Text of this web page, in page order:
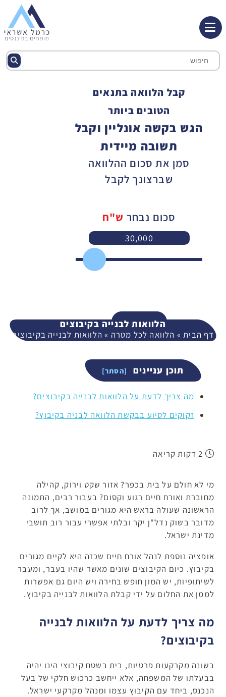
קבל הלוואה בתנאים
הטובים ביותר
הגש בקשה אונליין וקבל
תשובה מיידית
סמן את סכום ההלוואה
שברצונך לקבל
סכום נבחר ש"ח
30,000
המשך
הלוואות לבנייה בקיבוצים
דף הבית » הלוואה לכל מטרה »הלוואות לבנייה בקיבוצים
תוכן עניינים
מה צריך לדעת על הלוואות לבנייה בקיבוצים?
זקוקים לסיוע בבקשת הלוואה לבניה בקיבוץ?
מי לא חולם על בית בכפר? אזור שקט וירוק, קהילה
מחוברת ואורח חיים רגוע וקסום? בעבור רבים, התמונה
הראשונה שעולה בראש היא מגורים במושב, אך לרוב
מדובר בשוק נדל"ן יקר ובלתי אפשרי עבור רוב תושבי
מדינת ישראל.
אופציה נוספת לנהל אורח חיים שכזה היא לקיים מגורים
בקיבוץ. כיום הקיבוצים שונים מאשר שהיו בעבר, ומעבר
לשיתופיות, יש המון חופש בחירה ויש היום גם אפשרות
לממן את החלום על ידי קבלת הלוואות לבנייה בקיבוץ.
מה צריך לדעת על הלוואות לבנייה
בקיבוצים?
בשונה מקרקעות פרטיות, בית בשטח קיבוצי הינו יהיה
בבעלתו של המשפחה, אלא ייחשב כרכוש חלקי של בעל
הנכנס, ביחד עם הקיבוץ עצמו ומנהל מקרקעי ישראל.